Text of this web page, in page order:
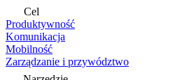
Cel
Produktywność
Komunikacja
Mobilność
Zarządzanie i przywództwo